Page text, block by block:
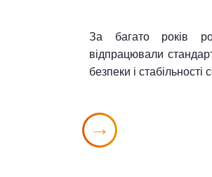
За багато років
відпрацювали
безпеки і стабільності